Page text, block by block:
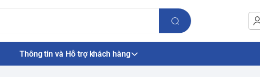
Thông tin và Hỗ trợ khách hàng